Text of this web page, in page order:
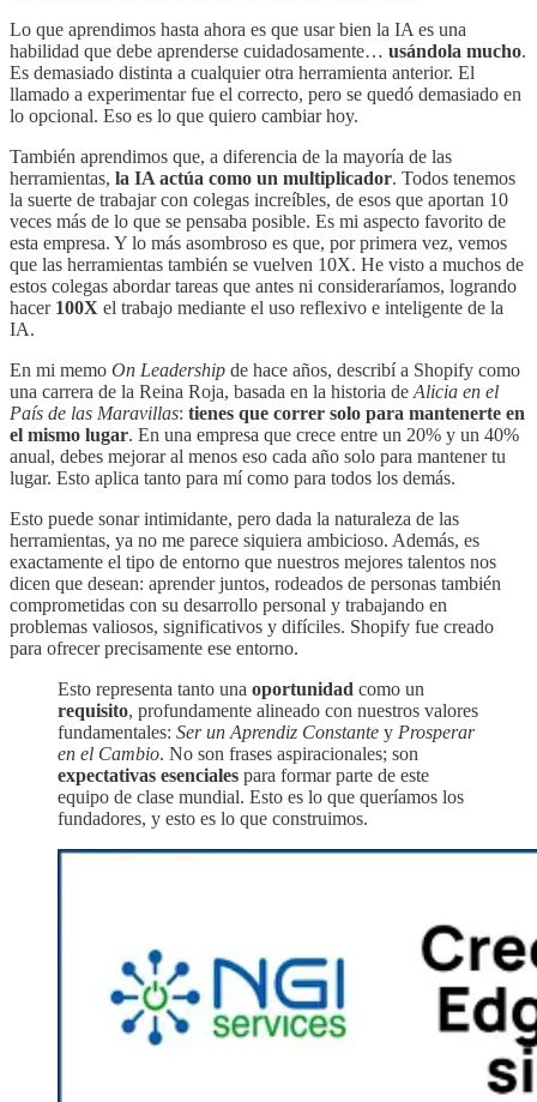
Lo que aprendimos hasta ahora es que usar bien la IA es una
habilidad que debe aprenderse cuidadosamente… usándola mucho.
Es demasiado distinta a cualquier otra herramienta anterior. El
llamado a experimentar fue el correcto, pero se quedó demasiado en
lo opcional. Eso es lo que quiero cambiar hoy.
También aprendimos que, a diferencia de la mayoría de las
herramientas, la IA actúa como un multiplicador. Todos tenemos
la suerte de trabajar con colegas increíbles, de esos que aportan 10
veces más de lo que se pensaba posible. Es mi aspecto favorito de
esta empresa. Y lo más asombroso es que, por primera vez, vemos
que las herramientas también se vuelven 10X. He visto a muchos de
estos colegas abordar tareas que antes ni consideraríamos, logrando
hacer 100X el trabajo mediante el uso reflexivo e inteligente de la
IA.
En mi memo On Leadership de hace años, describí a Shopify como
una carrera de la Reina Roja, basada en la historia de Alicia en el
País de las Maravillas: tienes que correr solo para mantenerte en
el mismo lugar. En una empresa que crece entre un 20% y un 40%
anual, debes mejorar al menos eso cada año solo para mantener tu
lugar. Esto aplica tanto para mí como para todos los demás.
Esto puede sonar intimidante, pero dada la naturaleza de las
herramientas, ya no me parece siquiera ambicioso. Además, es
exactamente el tipo de entorno que nuestros mejores talentos nos
dicen que desean: aprender juntos, rodeados de personas también
comprometidas con su desarrollo personal y trabajando en
problemas valiosos, significativos y difíciles. Shopify fue creado
para ofrecer precisamente ese entorno.
Esto representa tanto una oportunidad como un
requisito, profundamente alineado con nuestros valores
fundamentales: Ser un Aprendiz Constante y Prosperar
en el Cambio. No son frases aspiracionales; son
expectativas esenciales para formar parte de este
equipo de clase mundial. Esto es lo que queríamos los
fundadores, y esto es lo que construimos.